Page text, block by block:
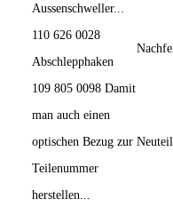
Aussenschweller...
110 626 0028
Abschlepphaken
109 805 0098 Damit
man auch einen
optischen Bezug zur
Teilenummer
herstellen...